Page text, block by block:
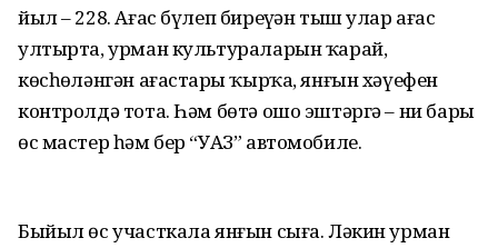
йыл – 228. Ағас бүлеп биреүҙән тыш улар ағас
ултырта, урман культураларын ҡарай,
көсһөҙләнгән ағастарҙы ҡырҡа, янғын хәүефен
контролдә тота. Һәм бөтә ошо эштәргә – ни бары
өс мастер һәм бер “УАЗ” автомобиле.
Быйыл өс участкала янғын сыға. Ләкин урман